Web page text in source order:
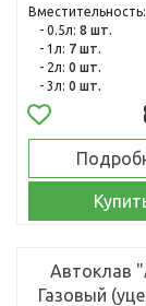
Вместительность:
- 0.5л: 8 шт.
- 1л: 7 шт.
- 2л: 0 шт.
- 3л: 0 шт.
Автоклав
Газовый